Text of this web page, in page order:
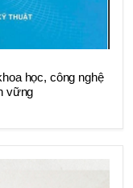
học, công nghệ
vững